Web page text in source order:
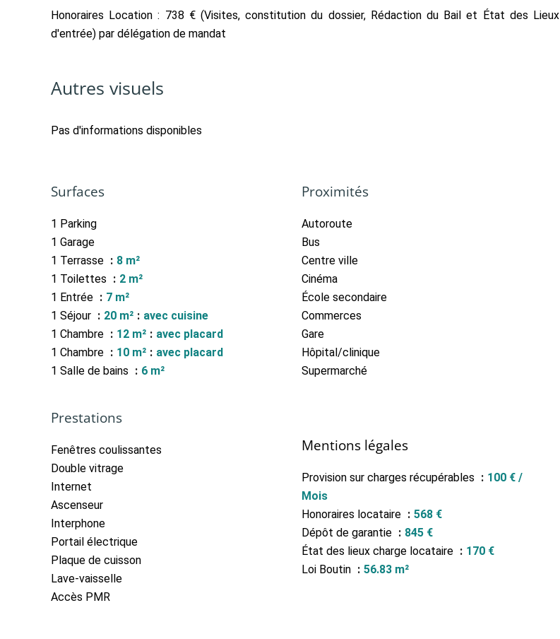
Honoraires Location : 738 € (Visites, constitution du dossier, Rédaction du Bail et État des Lieux
d'entrée) par délégation de mandat
Autres visuels
Pas d'informations disponibles
Surfaces
1 Parking
1 Garage
1 Terrasse
8 m²
1 Toilettes
2 m²
1 Entrée
7 m²
1 Séjour
20 m²
avec cuisine
1 Chambre
12 m²
avec placard
1 Chambre
10 m²
avec placard
1 Salle de bains
6 m²
Proximités
Autoroute
Bus
Centre ville
Cinéma
École secondaire
Commerces
Gare
Hôpital/clinique
Supermarché
Prestations
Fenêtres coulissantes
Double vitrage
Internet
Ascenseur
Interphone
Portail électrique
Plaque de cuisson
Lave-vaisselle
Accès PMR
Mentions légales
Provision sur charges récupérables
100 € /
Mois
Honoraires locataire
568 €
Dépôt de garantie
845 €
État des lieux charge locataire
170 €
Loi Boutin
56.83 m²